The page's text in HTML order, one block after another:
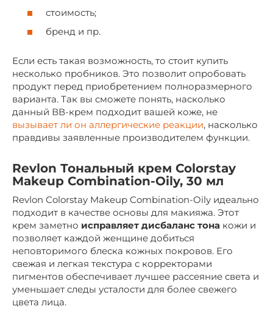
стоимость;
бренд и пр.
Если есть такая возможность, то стоит купить
несколько пробников. Это позволит опробовать
продукт перед приобретением полноразмерного
варианта. Так вы сможете понять, насколько
данный ВВ-крем подходит вашей коже, не
вызывает ли он аллергические реакции, насколько
правдивы заявленные производителем функции.
Revlon Тональный крем Colorstay
Makeup Combination-Oily, 30 мл
Revlon Colorstay Makeup Combination-Oily идеально
подходит в качестве основы для макияжа. Этот
крем заметно исправляет дисбаланс тона кожи и
позволяет каждой женщине добиться
неповторимого блеска кожных покровов. Его
свежая и легкая текстура с корректорами
пигментов обеспечивает лучшее рассеяние света и
уменьшает следы усталости для более свежего
цвета лица.